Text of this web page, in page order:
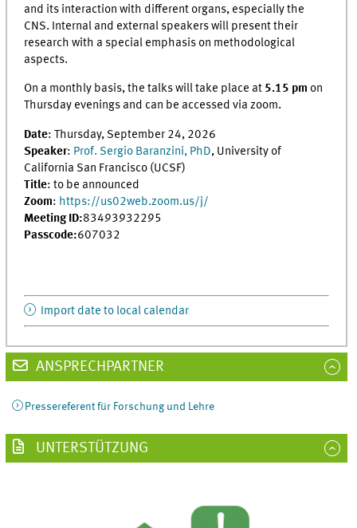
and its interaction with different organs, especially the
CNS. Internal and external speakers will present their
research with a special emphasis on methodological
aspects.
On a monthly basis, the talks will take place at 5.15 pm on
Thursday evenings and can be accessed via zoom.
Date: Thursday, September 24, 2026
Speaker: Prof. Sergio Baranzini, PhD, University of
California San Francisco (UCSF)
Title: to be announced
Zoom: https://us02web.zoom.us/j/
Meeting ID:83493932295
Passcode:607032
Import date to local calendar
ANSPRECHPARTNER
Pressereferent für Forschung und Lehre
UNTERSTÜTZUNG